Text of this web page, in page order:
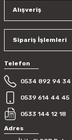
Bu ürüne benzer
Alışveriş
Sipariş İşlemleri
Telefon
0534 892 94 34
0539 614 44 45
0533 144 12 18
Adres